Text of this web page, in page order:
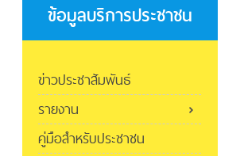
ข้อมูลบริการประชาชน
ข่าวประชาสัมพันธ์
รายงาน
คู่มือสำหรับประชาชน